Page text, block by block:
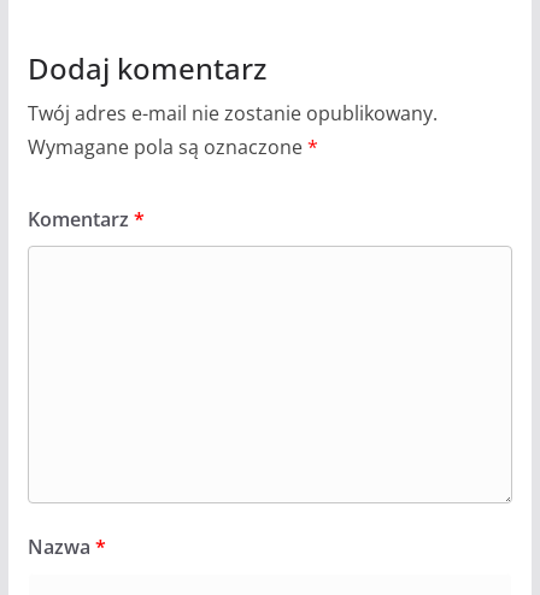
Dodaj komentarz
Twój adres e-mail nie zostanie opublikowany.
Wymagane pola są oznaczone*
Komentarz *
Nazwa *